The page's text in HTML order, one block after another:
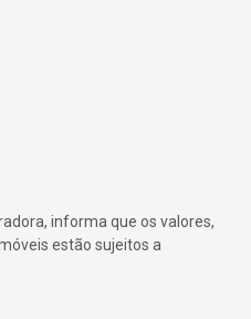
informa que os valores,
estão sujeitos a